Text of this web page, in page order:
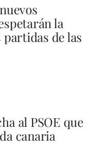
la
partidas de las
al PSOE que
canaria